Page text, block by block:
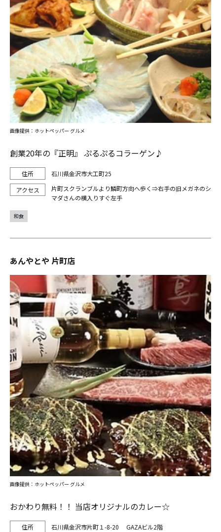
創業20年の『正明』 ぷるぷるコラーゲン♪
石川県金沢市大工町25
片町スクランブルより鱗町方向へ歩く⇒右手の旧メガネのシ
マダさんの横入りすぐ左手
画像提供：ホットペッパー グルメ
和食
あんやとや 片町店
おかわり無料！！ 当店オリジナルのカレー☆
石川県金沢市片町１-8-20 GAZAビル2階
画像提供：ホットペッパー グルメ